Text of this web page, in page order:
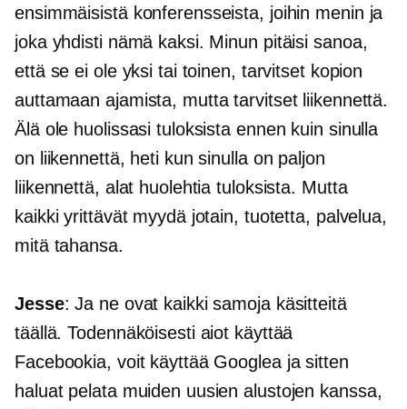
ensimmäisistä konferensseista, joihin menin ja
joka yhdisti nämä kaksi. Minun pitäisi sanoa,
että se ei ole yksi tai toinen, tarvitset kopion
auttamaan ajamista, mutta tarvitset liikennettä.
Älä ole huolissasi tuloksista ennen kuin sinulla
on liikennettä, heti kun sinulla on paljon
liikennettä, alat huolehtia tuloksista. Mutta
kaikki yrittävät myydä jotain, tuotetta, palvelua,
mitä tahansa.
Jesse: Ja ne ovat kaikki samoja käsitteitä
täällä. Todennäköisesti aiot käyttää
Facebookia, voit käyttää Googlea ja sitten
haluat pelata muiden uusien alustojen kanssa,